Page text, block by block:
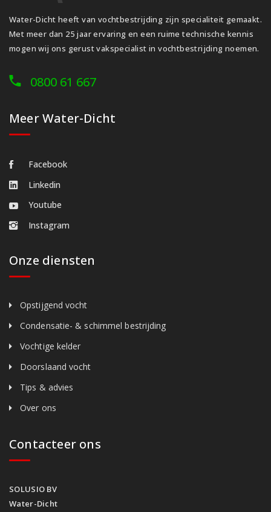
Water-Dicht heeft van vochtbestrijding zijn specialiteit gemaakt.
Met meer dan 25 jaar ervaring en een ruime technische kennis
mogen wij ons gerust vakspecialist in vochtbestrijding noemen.
0800 61 667
Meer Water-Dicht
Facebook
Linkedin
Youtube
Instagram
Onze diensten
Opstijgend vocht
Condensatie- & schimmel bestrijding
Vochtige kelder
Doorslaand vocht
Tips & advies
Over ons
Contacteer ons
SOLUSIO BV
Water-Dicht